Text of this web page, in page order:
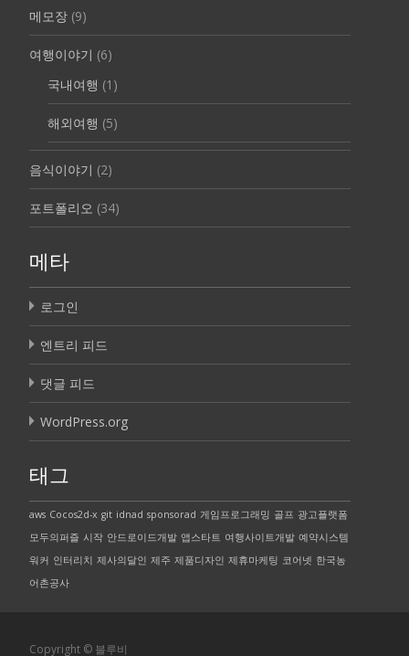
메모장 (9)
여행이야기 (6)
국내여행 (1)
해외여행 (5)
음식이야기 (2)
포트폴리오 (34)
메타
로그인
엔트리 피드
댓글 피드
WordPress.org
태그
aws Cocos2d-x git idnad sponsorad 게임프로그래밍 골프 광고플랫폼
모두의퍼즐 시작 안드로이드개발 앱스타트 여행사이트개발 예약시스템
워커 인터리치 제사의달인 제주 제품디자인 제휴마케팅 코어넷 한국농
어촌공사
Copyright © 블루비